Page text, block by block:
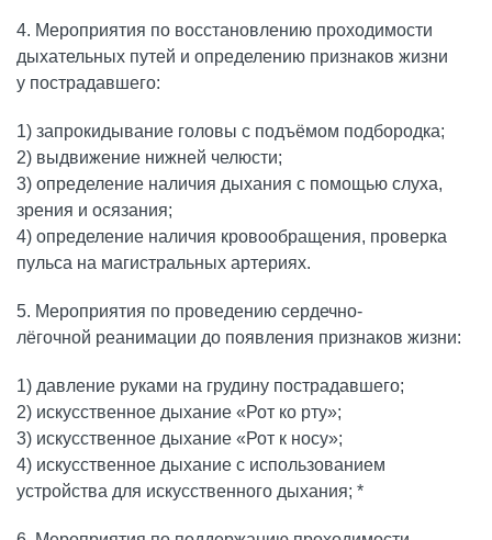
4. Мероприятия по восстановлению проходимости
дыхательных путей и определению признаков жизни
у пострадавшего:
1) запрокидывание головы с подъёмом подбородка;
2) выдвижение нижней челюсти;
3) определение наличия дыхания с помощью слуха,
зрения и осязания;
4) определение наличия кровообращения, проверка
пульса на магистральных артериях.
5. Мероприятия по проведению сердечно-
лёгочной реанимации до появления признаков жизни:
1) давление руками на грудину пострадавшего;
2) искусственное дыхание «Рот ко рту»;
3) искусственное дыхание «Рот к носу»;
4) искусственное дыхание с использованием
устройства для искусственного дыхания; *